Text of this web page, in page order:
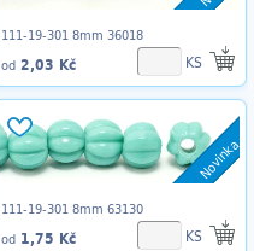
111-19-301 8mm 36018
od 2,03 Kč KS
Novinka
111-19-301 8mm 63130
od 1,75 Kč KS